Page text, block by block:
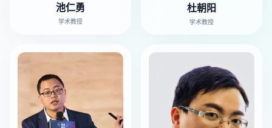
池仁勇
学术教授
杜朝阳
学术教授